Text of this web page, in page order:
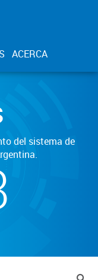
ACERCA
del sistema de